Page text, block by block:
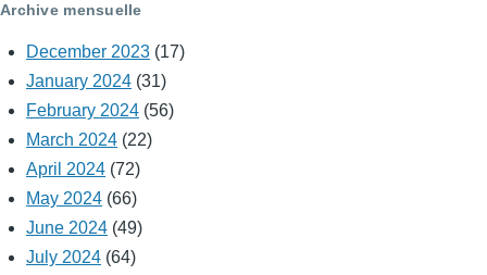
Archive mensuelle
December 2023 (17)
January 2024 (31)
February 2024 (56)
March 2024 (22)
April 2024 (72)
May 2024 (66)
June 2024 (49)
July 2024 (64)